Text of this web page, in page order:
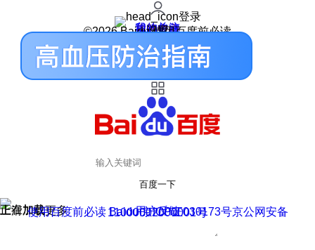
登录
我的关注
我的收藏
皮肤中心
用户反馈
设置
©2026 Baidu 使用百度前必读
百度一下
正在加载
上滑加载更多 用户反馈
使用百度前必读 Baidu 京ICP证030173号
京公网安备11000002000001号